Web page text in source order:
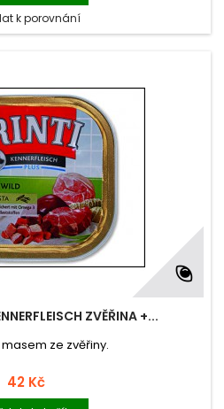
k porovnání
ZVĚŘINA +...
ze zvěřiny.
42 Kč